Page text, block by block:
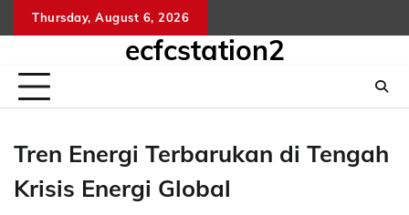
to
Thursday, August 6, 2026
ini
ecfcstation2
Tren Energi Terbarukan di Tengah
Krisis Energi Global